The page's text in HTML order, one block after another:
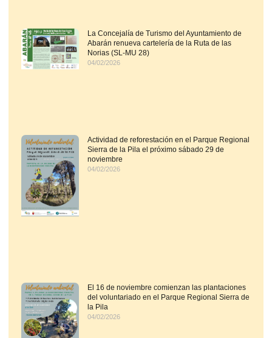
La Concejalía de Turismo del Ayuntamiento de
Abarán renueva cartelería de la Ruta de las
Norias (SL-MU 28)
04/02/2026
Actividad de reforestación en el Parque Regional
Sierra de la Pila el próximo sábado 29 de
noviembre
04/02/2026
El 16 de noviembre comienzan las plantaciones
del voluntariado en el Parque Regional Sierra de
la Pila
04/02/2026